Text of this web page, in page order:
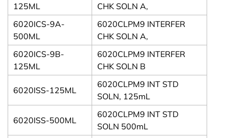
125ML
CHK SOLN A,
6020ICS-9A-
500ML
6020CLPM9 INTERFER
CHK SOLN A,
6020ICS-9B-
125ML
6020CLPM9 INTERFER
CHK SOLN B
6020ISS-125ML
6020CLPM9 INT STD
SOLN, 125mL
6020ISS-500ML
6020CLPM9 INT STD
SOLN 500mL